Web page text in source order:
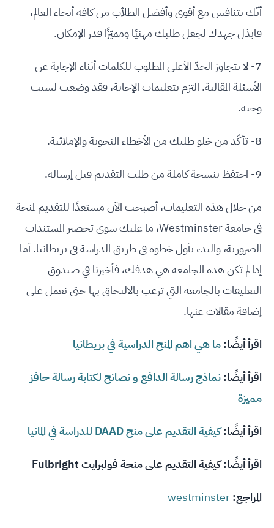
أنّك تتنافس مع أقوى وأفضل الطلاّب من كافة أنحاء العالم،
فابذل جهدك لجعل طلبك مهنيًا ومميّزًا قدر الإمكان.
7- لا تتجاوز الحدّ الأعلى المطلوب للكلمات أثناء الإجابة عن
الأسئلة المقالية. التزم بتعليمات الإجابة، فقد وضعت لسبب
وجيه.
8- تأكّد من خلو طلبك من الأخطاء النحوية والإملائية.
9- احتفظ بنسخة كاملة من طلب التقديم قبل إرساله.
من خلال هذه التعليمات، أصبحت الآن مستعدًا للتقديم لمنحة
في جامعة Westminster، ما عليك سوى تحضير المستندات
الضرورية، والبدء بأول خطوة في طريق الدراسة في بريطانيا. أما
إذا لم تكن هذه الجامعة هي هدفك، فأخبرنا في صندوق
التعليقات بالجامعة التي ترغب بالالتحاق بها حتى نعمل على
إضافة مقالات عنها.
اقرأ أيضًا:ما هي اهم المنح الدراسية في بريطانيا
اقرأ أيضًا:نماذج رسالة الدافع و نصائح لكتابة رسالة حافز
مميزة
اقرأ أيضًا:كيفية التقديم على منح DAAD للدراسة في المانيا
اقرأ أيضًا:كيفية التقديم على منحة فولبرايت Fulbright
المراجع:westminster